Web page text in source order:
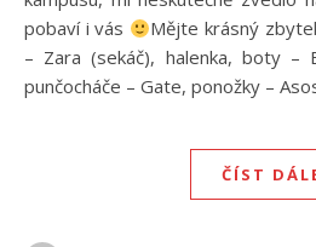
pobaví i vás
Mějte krásný
– Zara (sekáč), halenka, boty –
punčocháče – Gate, ponožky –
ČÍST